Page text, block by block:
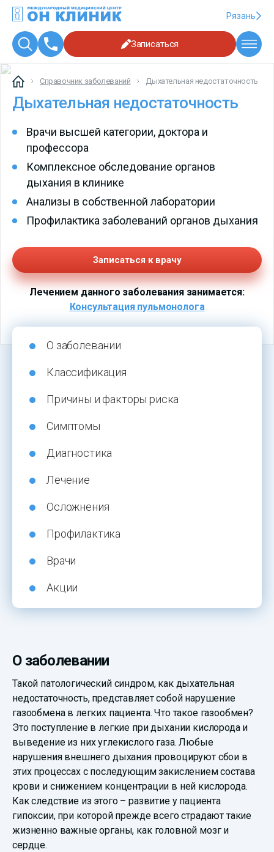
Рязань
Записаться
Справочник заболеваний Дыхательная недостаточность
Дыхательная недостаточность
Врачи высшей категории, доктора и
профессора
Комплексное обследование органов
дыхания в клинике
Анализы в собственной лаборатории
Профилактика заболеваний органов дыхания
Записаться к врачу
Лечением данного заболевания занимается:
Консультация пульмонолога
О заболевании
Классификация
Причины и факторы риска
Симптомы
Диагностика
Лечение
Осложнения
Профилактика
Врачи
Акции
О заболевании
Такой патологический синдром, как дыхательная
недостаточность, представляет собой нарушение
газообмена в легких пациента. Что такое газообмен?
Это поступление в легкие при дыхании кислорода и
выведение из них углекислого газа. Любые
нарушения внешнего дыхания провоцируют сбои в
этих процессах с последующим закислением состава
крови и снижением концентрации в ней кислорода.
Как следствие из этого – развитие у пациента
гипоксии, при которой прежде всего страдают такие
жизненно важные органы, как головной мозг и
сердце.